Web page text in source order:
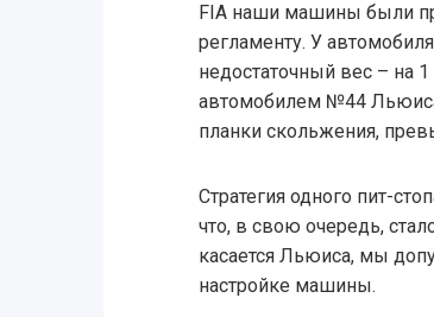
FIA наши машины были
регламенту. У
недостаточный вес – на
автомобилем №44
планки скольжения,
Стратегия одного пит-
что, в свою очередь,
касается Льюиса, мы
настройке машины.